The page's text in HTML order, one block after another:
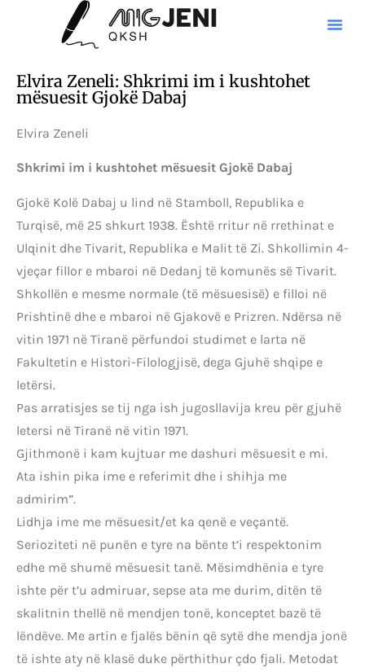
Elvira Zeneli: Shkrimi im i kushtohet
mësuesit Gjokë Dabaj
Elvira Zeneli
Shkrimi im i kushtohet mësuesit Gjokë Dabaj
Gjokë Kolë Dabaj u lind në Stamboll, Republika e
Turqisë, më 25 shkurt 1938. Është rritur në rrethinat e
Ulqinit dhe Tivarit, Republika e Malit të Zi. Shkollimin 4-
vjeçar fillor e mbaroi në Dedanj të komunës së Tivarit.
Shkollën e mesme normale (të mësuesisë) e filloi në
Prishtinë dhe e mbaroi në Gjakovë e Prizren. Ndërsa në
vitin 1971 në Tiranë përfundoi studimet e larta në
Fakultetin e Histori-Filologjisë, dega Gjuhë shqipe e
letërsi.
Pas arratisjes se tij nga ish jugosllavija kreu për gjuhë
letersi në Tiranë në vitin 1971.
Gjithmonë i kam kujtuar me dashuri mësuesit e mi.
Ata ishin pika ime e referimit dhe i shihja me
admirim”.
Lidhja ime me mësuesit/et ka qenë e veçantë.
Serioziteti në punën e tyre na bënte t’i respektonim
edhe më shumë mësuesit tanë. Mësimdhënia e tyre
ishte për t’u admiruar, sepse ata me durim, ditën të
skalitnin thellë në mendjen tonë, konceptet bazë të
lëndëve. Me artin e fjalës bënin që sytë dhe mendja jonë
të ishte aty në klasë duke përthithur çdo fjali. Metodat